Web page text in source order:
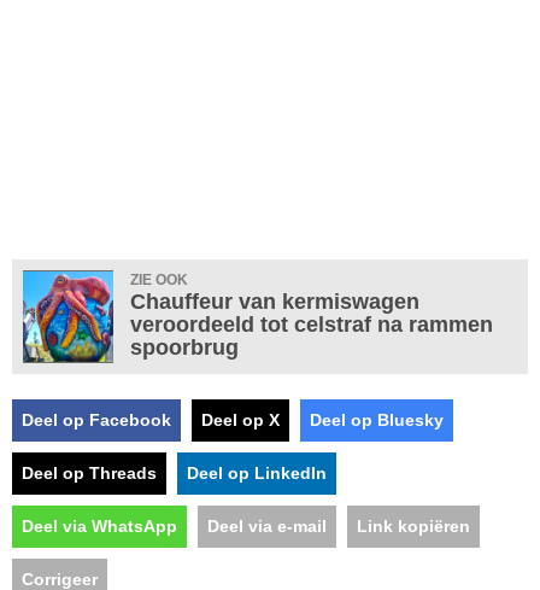
ZIE OOK
Chauffeur van kermiswagen
veroordeeld tot celstraf na rammen
spoorbrug
Deel op Facebook Deel op X Deel op Bluesky
Deel op Threads Deel op LinkedIn
Deel via WhatsApp Deel via e-mail Link kopiëren
Corrigeer